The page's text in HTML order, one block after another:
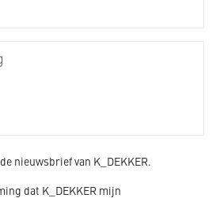
nieuwsbrief van K_DEKKER.
dat K_DEKKER mijn